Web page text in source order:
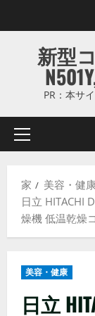
ス
ッ
新型
PR：本サ
プ
マ
リ
メ
ー
家
美容・健康
日立 HITACHI
燥機 低温乾燥
美容・健康
日立